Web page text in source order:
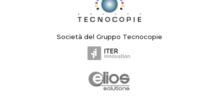
Società del Gruppo Tecnocopie